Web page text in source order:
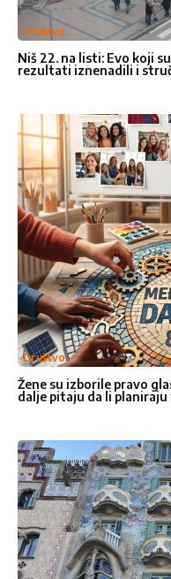
Prezime
Broje telefona
Naslov*
Vaša poruka*
Ocenite nas
1
Star
2
Stars
3
Stars
4
Društvo
Niš 22. na listi: Evo koji
rezultati iznenadili i
Društvo
Žene su izborile pravo
dalje pitaju da li